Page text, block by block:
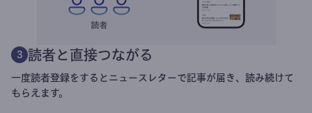
3 読者と直接つながる
一度読者登録をするとニュースレターで記事が届き、読み続けて
もらえます。